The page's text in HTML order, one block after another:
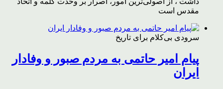
مقدس است
سرودی بی‌کلام برای تاریخ
پیام امیر حاتمی به مردم صبور و وفادار
ایران